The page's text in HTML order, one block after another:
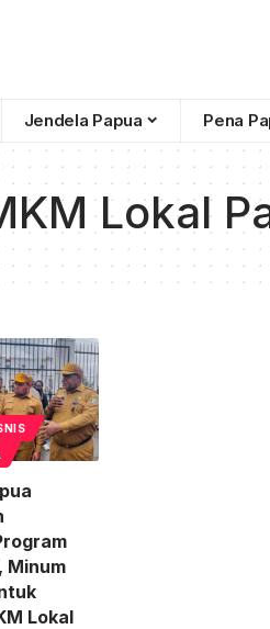
Jendela Papua Pena
Lokal
Minum
Lokal